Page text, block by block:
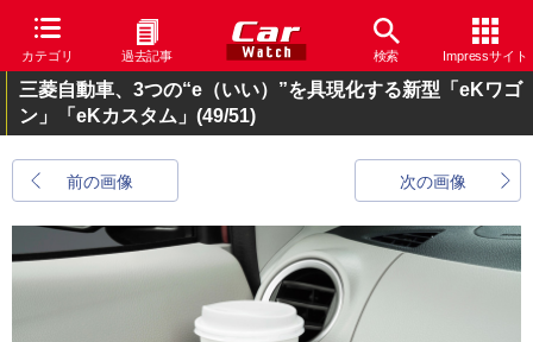
カテゴリ 過去記事 検索 Impressサイト
三菱自動車、3つの“e（いい）”を具現化する新型「eKワゴ
ン」「eKカスタム」 (49/51)
前の画像 次の画像